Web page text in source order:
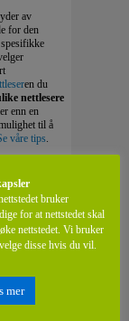
av
for den
en du
nettlesere
enn en
til å
våre tips.
annonser på
å bruke det
kan du
du gjør
bruker
for at nettstedet skal
nettstedet. Vi bruker
disse hvis du vil.
mer